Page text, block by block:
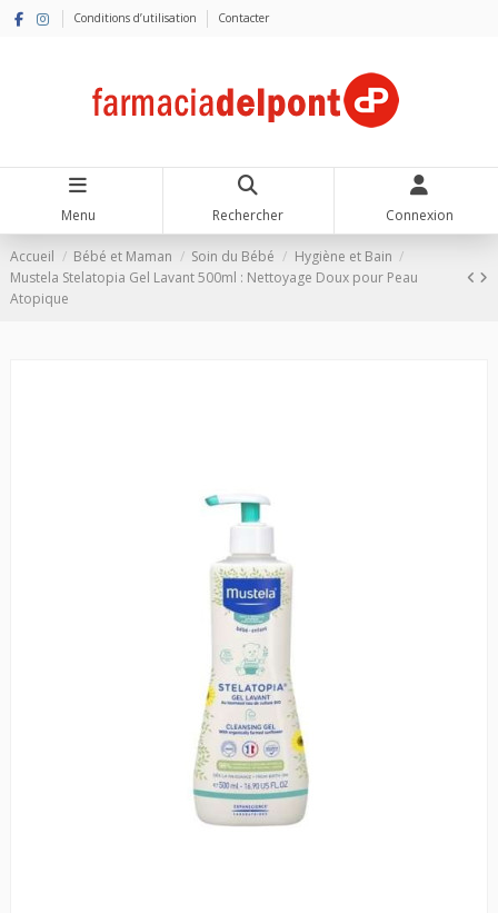
Conditions d’utilisation Contacter
Menu Rechercher Connexion
Accueil Bébé et Maman Soin du Bébé
Hygiène et Bain
Mustela Stelatopia Gel Lavant 500ml : Nettoyage Doux pour Peau
Atopique